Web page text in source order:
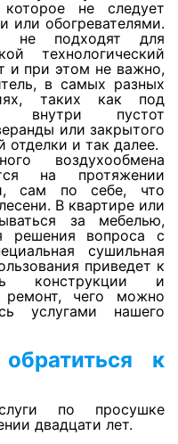
потолков
стекловаты
не следует
или обогревателями.
не подходят для
технологический
и при этом не важно,
в самых разных
таких как под
внутри пустот
или закрытого
отделки и так далее.
воздухообмена
на протяжении
сам по себе, что
В квартире или
за мебелью,
решения вопроса с
сушильная
приведет к
конструкции и
ремонт, чего можно
услугами нашего
к
по просушке
двадцати лет.